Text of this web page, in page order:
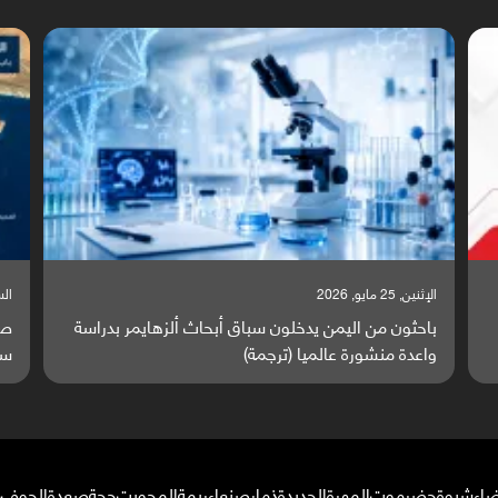
السبت, 23 مايو, 2026
صراع دولي يتصاعد قرب اليمن والبحر الأحمر يتحول إلى
ساحة مواجهة عالمية (ترجمة)